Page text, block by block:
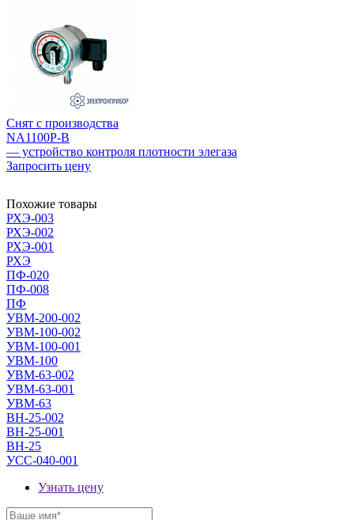
Снят с производства
NA1100P-B
— устройство контроля плотности элегаза
Запросить цену
Похожие товары
РХЭ-003
РХЭ-002
РХЭ-001
РХЭ
ПФ-020
ПФ-008
ПФ
УВМ-200-002
УВМ-100-002
УВМ-100-001
УВМ-100
УВМ-63-002
УВМ-63-001
УВМ-63
ВН-25-002
ВН-25-001
ВН-25
УСС-040-001
Узнать цену